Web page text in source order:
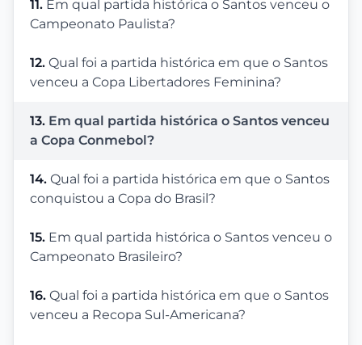
11. Em qual partida histórica o Santos venceu o
Campeonato Paulista?
12. Qual foi a partida histórica em que o Santos
venceu a Copa Libertadores Feminina?
13. Em qual partida histórica o Santos venceu
a Copa Conmebol?
14. Qual foi a partida histórica em que o Santos
conquistou a Copa do Brasil?
15. Em qual partida histórica o Santos venceu o
Campeonato Brasileiro?
16. Qual foi a partida histórica em que o Santos
venceu a Recopa Sul-Americana?